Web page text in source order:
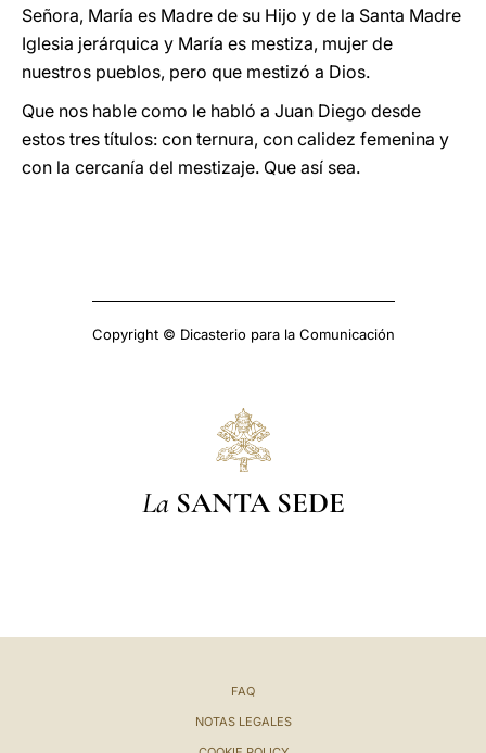
Señora, María es Madre de su Hijo y de la Santa Madre
Iglesia jerárquica y María es mestiza, mujer de
nuestros pueblos, pero que mestizó a Dios.
Que nos hable como le habló a Juan Diego desde
estos tres títulos: con ternura, con calidez femenina y
con la cercanía del mestizaje. Que así sea.
Copyright © Dicasterio para la Comunicación
La SANTA SEDE
FAQ
NOTAS LEGALES